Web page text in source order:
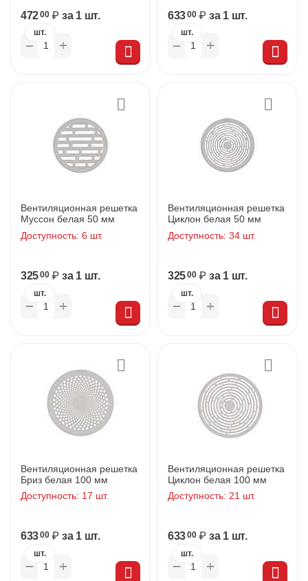
47200 ₽ за 1 шт.
+
−
шт.
63300 ₽ за 1 шт.
+
−
шт.
Вентиляционная решетка
Муссон белая 50 мм
Доступность: 6 шт.
32500 ₽ за 1 шт.
+
−
шт.
Вентиляционная решетка
Циклон белая 50 мм
Доступность: 34 шт.
32500 ₽ за 1 шт.
+
−
шт.
Вентиляционная решетка
Бриз белая 100 мм
Доступность: 17 шт.
63300 ₽ за 1 шт.
+
−
шт.
Вентиляционная решетка
Циклон белая 100 мм
Доступность: 21 шт.
63300 ₽ за 1 шт.
+
−
шт.